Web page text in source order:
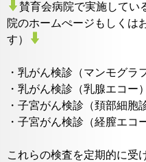
賛育会病院で実施してい
院のホームぺージもしくは
す）
・乳がん検診（マンモグ
・乳がん検診（乳腺エ
・子宮がん検診（頚部細
・子宮がん検診（経膣エ
これらの検査を定期的に受